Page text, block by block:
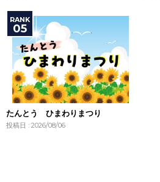
たんとう ひまわりまつり
投稿日 : 2026/08/06